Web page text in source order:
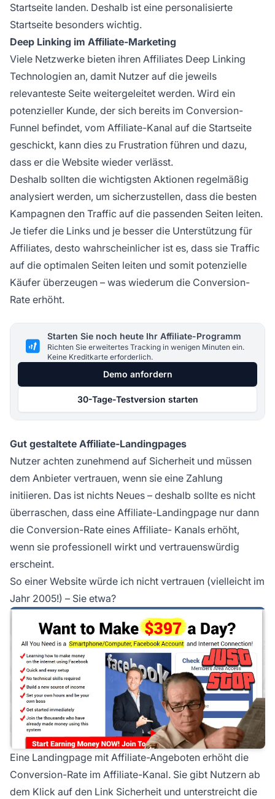
Startseite landen. Deshalb ist eine personalisierte
Startseite besonders wichtig.
Deep Linking im Affiliate-Marketing
Viele Netzwerke bieten ihren Affiliates Deep Linking
Technologien an, damit Nutzer auf die jeweils
relevanteste Seite weitergeleitet werden. Wird ein
potenzieller Kunde, der sich bereits im Conversion-
Funnel befindet, vom Affiliate-Kanal auf die Startseite
geschickt, kann dies zu Frustration führen und dazu,
dass er die Website wieder verlässt.
Deshalb sollten die wichtigsten Aktionen regelmäßig
analysiert werden, um sicherzustellen, dass die besten
Kampagnen den Traffic auf die passenden Seiten leiten.
Je tiefer die Links und je besser die Unterstützung für
Affiliates, desto wahrscheinlicher ist es, dass sie Traffic
auf die optimalen Seiten leiten und somit potenzielle
Käufer überzeugen – was wiederum die Conversion-
Rate erhöht.
Starten Sie noch heute Ihr Affiliate-Programm
Richten Sie erweitertes Tracking in wenigen Minuten ein.
Keine Kreditkarte erforderlich.
Demo anfordern
30-Tage-Testversion starten
Gut gestaltete Affiliate-Landingpages
Nutzer achten zunehmend auf Sicherheit und müssen
dem Anbieter vertrauen, wenn sie eine Zahlung
initiieren. Das ist nichts Neues – deshalb sollte es nicht
überraschen, dass eine Affiliate-Landingpage nur dann
die Conversion-Rate eines Affiliate- Kanals erhöht,
wenn sie professionell wirkt und vertrauenswürdig
erscheint.
So einer Website würde ich nicht vertrauen (vielleicht im
Jahr 2005!) – Sie etwa?
Eine Landingpage mit Affiliate-Angeboten erhöht die
Conversion-Rate im Affiliate-Kanal. Sie gibt Nutzern ab
dem Klick auf den Link Sicherheit und unterstreicht die